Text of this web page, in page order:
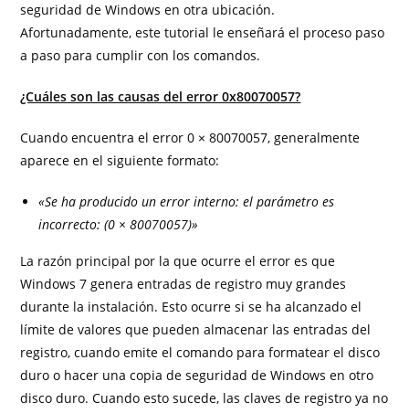
seguridad de Windows en otra ubicación.
Afortunadamente, este tutorial le enseñará el proceso paso
a paso para cumplir con los comandos.
¿Cuáles son las causas del error 0x80070057?
Cuando encuentra el error 0 × 80070057, generalmente
aparece en el siguiente formato:
«Se ha producido un error interno: el parámetro es
incorrecto: (0 × 80070057)»
La razón principal por la que ocurre el error es que
Windows 7 genera entradas de registro muy grandes
durante la instalación. Esto ocurre si se ha alcanzado el
límite de valores que pueden almacenar las entradas del
registro, cuando emite el comando para formatear el disco
duro o hacer una copia de seguridad de Windows en otro
disco duro. Cuando esto sucede, las claves de registro ya no